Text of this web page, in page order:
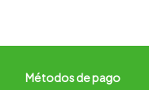
Métodos de pago